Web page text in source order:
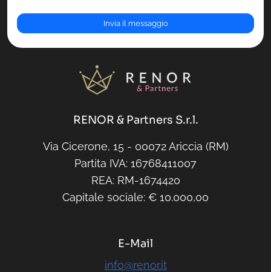
RENOR & Partners S.r.l.
Via Cicerone, 15 - 00072 Ariccia (RM)
Partita IVA: 16768411007
REA: RM-1674420
Capitale sociale: € 10.000,00
E-Mail
info@renor.it